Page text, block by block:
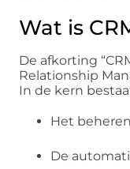
Wat is
De afkorting
Relationship
In de kern
Het
De